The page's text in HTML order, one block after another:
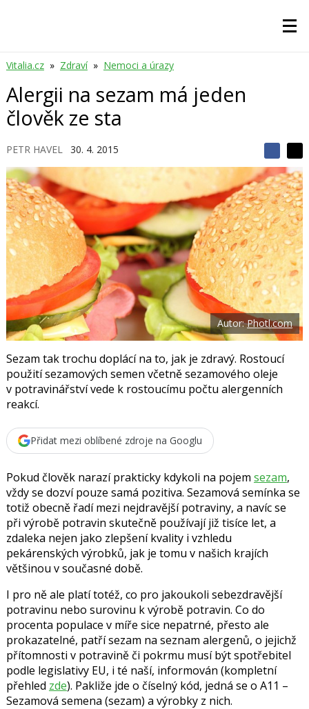
Vitalia.cz » Zdraví » Nemoci a úrazy
Alergii na sezam má jeden
člověk ze sta
PETR HAVEL 30. 4. 2015
S
d
í
l
e
t
S
í
l
e
j
t
e
n
a
F
a
c
e
b
o
o
k
d
í
l
e
j
t
e
n
a
s
í
t
X
Autor:Photl.com
Sezam tak trochu doplácí na to, jak je zdravý. Rostoucí
použití sezamových semen včetně sezamového oleje
v potravinářství vede k rostoucímu počtu alergenních
reakcí.
Přidat mezi oblíbené zdroje na Googlu
Pokud člověk narazí prakticky kdykoli na pojem sezam,
vždy se dozví pouze samá pozitiva. Sezamová semínka se
totiž obecně řadí mezi nejdravější potraviny, a navíc se
při výrobě potravin skutečně používají již tisíce let, a
zdaleka nejen jako zlepšení kvality i vzhledu
pekárenských výrobků, jak je tomu v našich krajích
většinou v současné době.
I pro ně ale platí totéž, co pro jakoukoli sebezdravější
potravinu nebo surovinu k výrobě potravin. Co do
procenta populace v míře sice nepatrné, přesto ale
prokazatelné, patří sezam na seznam alergenů, o jejichž
přítomnosti v potravině či pokrmu musí být spotřebitel
podle legislativy EU, i té naší, informován (kompletní
přehled zde). Pakliže jde o číselný kód, jedná se o A11 –
Sezamová semena (sezam) a výrobky z nich.